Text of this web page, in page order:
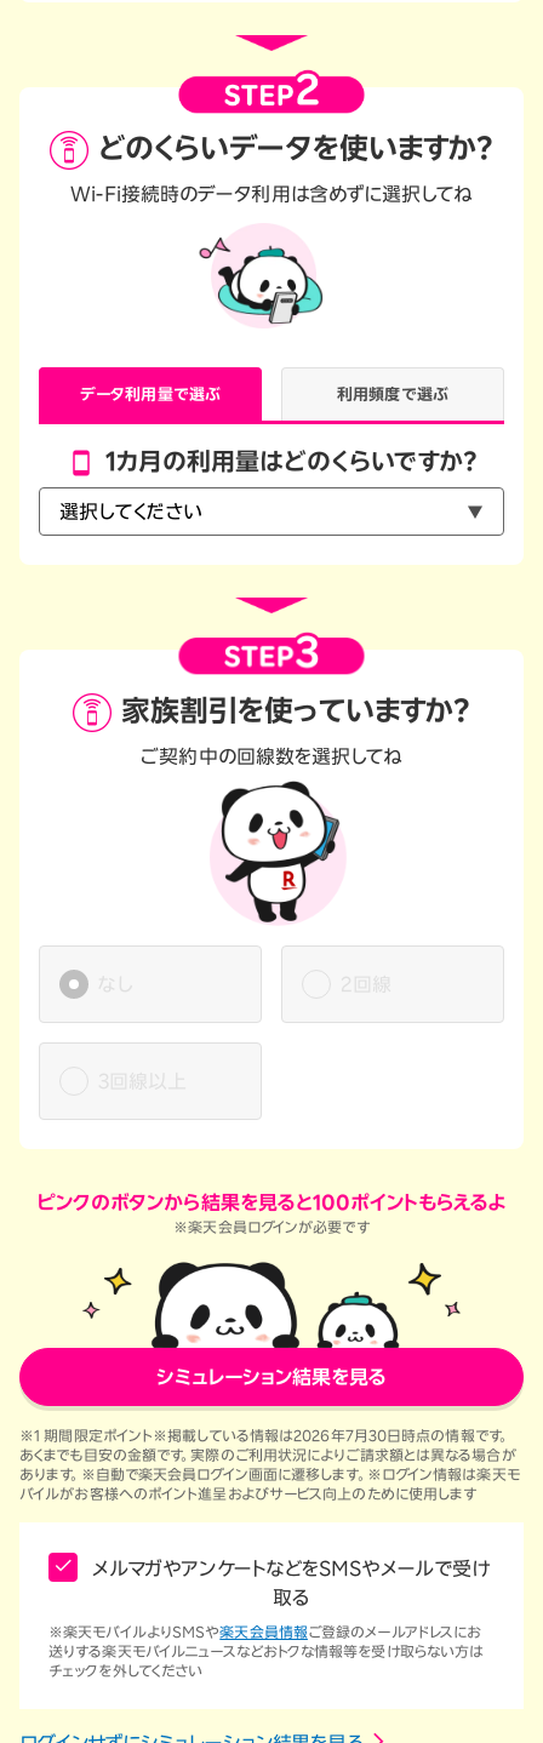
どのくらいデータを使いますか？
Wi-Fi接続時のデータ利用は含めずに選択してね
データ利用量で選ぶ 利用頻度で選ぶ
1カ月の利用量はどのくらいですか？
家族割引を使っていますか？
ご契約中の回線数を選択してね
ピンクのボタンから結果を見ると100ポイントもらえるよ
※楽天会員ログインが必要です
シミュレーション結果を見る
※1 期間限定ポイント ※掲載している情報は2026年7月30日時点の情報です。
あくまでも目安の金額です。実際のご利用状況によりご請求額とは異なる場合が
あります。※自動で楽天会員ログイン画面に遷移します。※ログイン情報は楽天モ
バイルがお客様へのポイント進呈およびサービス向上のために使用します
メルマガやアンケートなどをSMSやメールで受け
取る
※楽天モバイルよりSMSや楽天会員情報ご登録のメールアドレスにお
送りする楽天モバイルニュースなどおトクな情報等を受け取らない方は
チェックを外してください